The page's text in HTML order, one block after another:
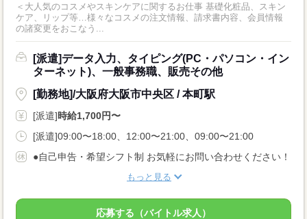
＜大人気のコスメやスキンケアに関するお仕事 基礎化粧品、スキン
ケア、リップ等…様々なコスメの注文情報、請求書内容、会員情報
の諸変更をおこなう...
[派遣]データ入力、タイピング(PC・パソコン・イン
ターネット)、一般事務職、販売その他
[勤務地]/大阪府大阪市中央区 / 本町駅
[派遣]時給1,700円〜
[派遣]09:00〜18:00、12:00〜21:00、09:00〜21:00
●自己申告・希望シフト制 お気軽にお問い合わせください！
もっと見る
応募する（バイトル求人）